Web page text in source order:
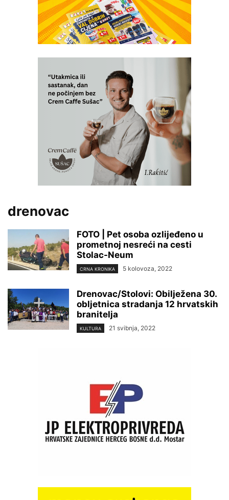
drenovac
FOTO | Pet osoba ozlijeđeno u
prometnoj nesreći na cesti
Stolac-Neum
CRNA KRONIKA 5 kolovoza, 2022
Drenovac/Stolovi: Obilježena 30.
obljetnica stradanja 12 hrvatskih
branitelja
KULTURA 21 svibnja, 2022